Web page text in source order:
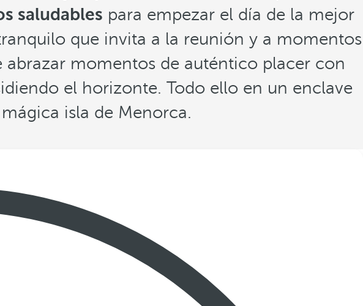
saludables para empezar el día de la mejor
que invita a la reunión y a momentos
abrazar momentos de auténtico placer con
el horizonte. Todo ello en un enclave
isla de Menorca.